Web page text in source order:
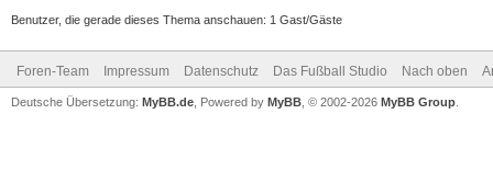
Benutzer, die gerade dieses Thema anschauen: 1 Gast/Gäste
Foren-Team Impressum Datenschutz Das Fußball Studio Nach oben
Deutsche Übersetzung: MyBB.de , Powered by MyBB , © 2002-2026 MyBB Group